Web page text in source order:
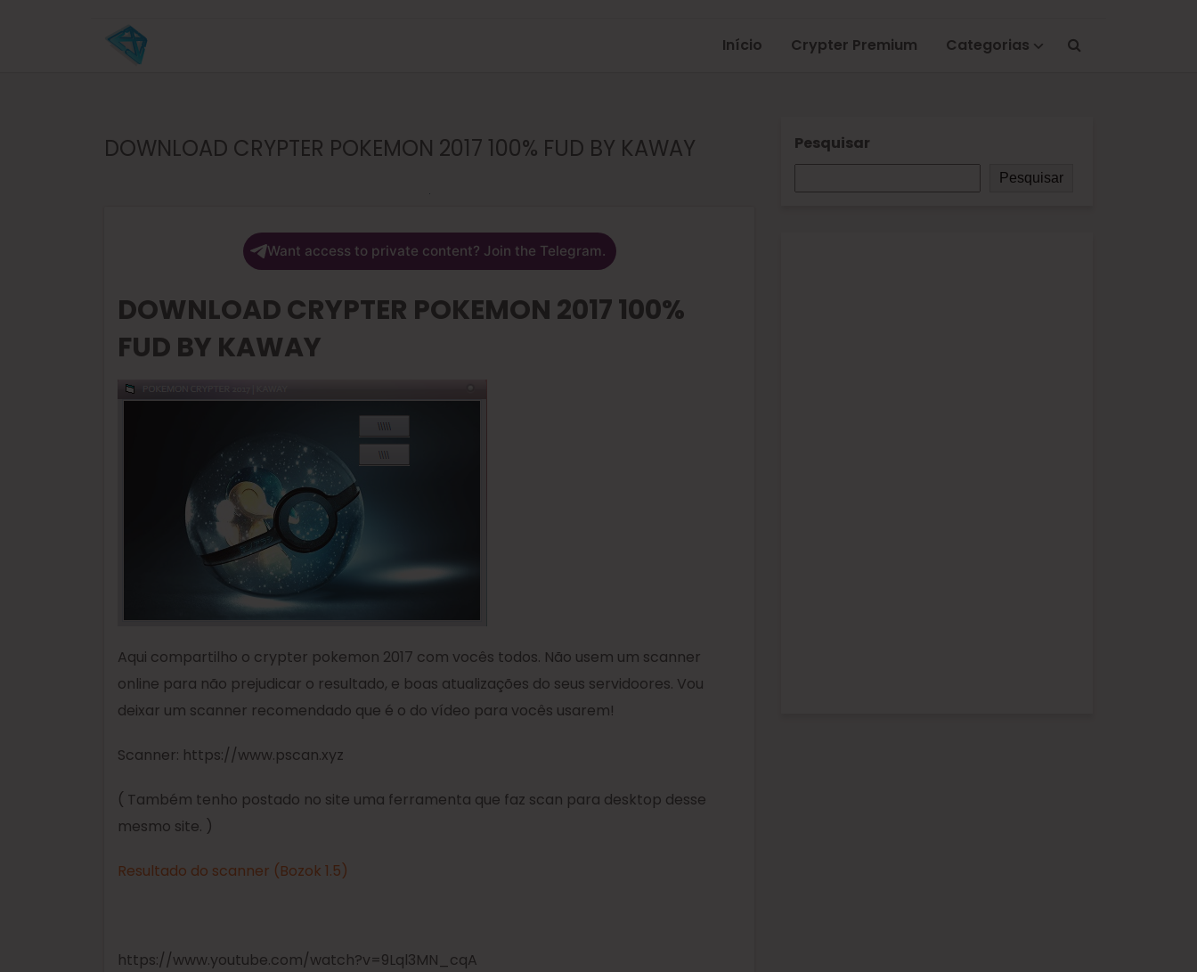
Início Crypter Premium Categorias
DOWNLOAD CRYPTER POKEMON 2017 100% FUD BY KAWAY
Want access to private content? Join the Telegram.
DOWNLOAD CRYPTER POKEMON 2017 100%
FUD BY KAWAY
Aqui compartilho o crypter pokemon 2017 com vocês todos. Não usem um scanner
online para não prejudicar o resultado, e boas atualizações do seus servidoores. Vou
deixar um scanner recomendado que é o do vídeo para vocês usarem!
Scanner: https://www.pscan.xyz
( Também tenho postado no site uma ferramenta que faz scan para desktop desse
mesmo site. )
Resultado do scanner (Bozok 1.5)
https://www.youtube.com/watch?v=9Lql3MN_cqA
Pesquisar
Pesquisar